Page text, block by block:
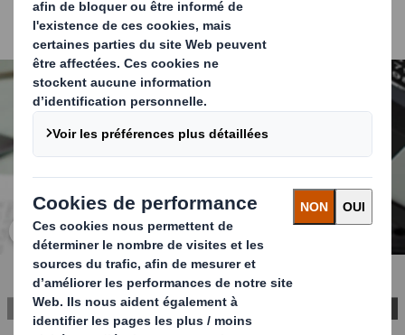
Carousel. Use previous and next buttons to move
Cliquez pour agrandir l’image